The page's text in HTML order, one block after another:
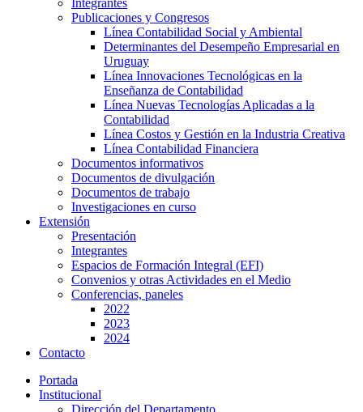
Publicaciones y Congresos
Línea Contabilidad Social y Ambiental
Determinantes del Desempeño Empresarial en
Uruguay
Línea Innovaciones Tecnológicas en la
Enseñanza de Contabilidad
Línea Nuevas Tecnologías Aplicadas a la
Contabilidad
Línea Costos y Gestión en la Industria Creativa
Línea Contabilidad Financiera
Documentos informativos
Documentos de divulgación
Documentos de trabajo
Investigaciones en curso
Extensión
Presentación
Integrantes
Espacios de Formación Integral (EFI)
Convenios y otras Actividades en el Medio
Conferencias, paneles
2022
2023
2024
Contacto
Portada
Institucional
Dirección del Departamento